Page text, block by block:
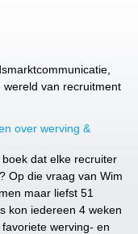
wereld van recruitment
over werving &
dat elke recruiter
Op die vraag van Wim
maar liefst 51
kon iedereen 4 weken
werving- en